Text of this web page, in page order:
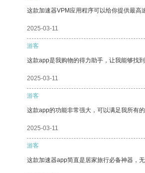
这款加速器VPM应用程序可以给你提供最高
2025-03-11
游客
这款app是我购物的得力助手，让我能够找
2025-03-11
游客
这款app的功能非常强大，可以满足我所有
2025-03-11
游客
这款加速器app简直是居家旅行必备神器，